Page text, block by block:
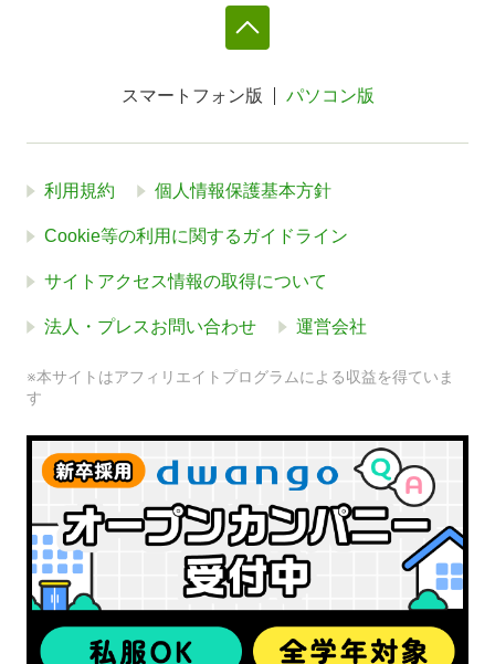
スマートフォン版 パソコン版
利用規約 個人情報保護基本方針
Cookie等の利用に関するガイドライン
サイトアクセス情報の取得について
法人・プレスお問い合わせ 運営会社
※本サイトはアフィリエイトプログラムによる収益を得ていま
す